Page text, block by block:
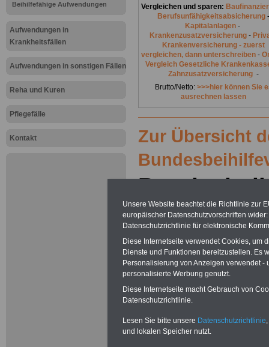
Beihilfefähige Aufwendungen
Aufwendungen in
Krankheitsfällen
Aufwendungen in sonstigen Fällen
Reha und Kuren
Pflegefälle
Kontakt
Vergleichen und sparen:
Berufsunfähigkeitsabsicherung -
Kapitalanlagen -
Krankenzusatzversicherung -
Krankenversicherung - zuerst
vergleichen, dann unterschreiben -
Vergleich Gesetzliche
Zahnzusatzversicherung -
Brutto/Netto: >>>hier können Sie
ausrechnen lassen
Zur Übersicht
(BBhV):
§ 22 Arznei-
(1)
Ärztin, einem
einem
oder einem
Unsere Website beachtet die Richtlinie zur
europäischer Datenschutzvorschriften
Datenschutzrichtlinie für elektronische
Diese Internetseite verwendet Cookies, um
Dienste und Funktionen bereitzustellen. Es
Personalisierung von Anzeigen verwendet
personalisierte Werbung genutzt.
Diese Internetseite macht Gebrauch von
Datenschutzrichtlinie.
Lesen Sie bitte unsere Datenschutzrichtlinie
und lokalen Speicher nutzt.